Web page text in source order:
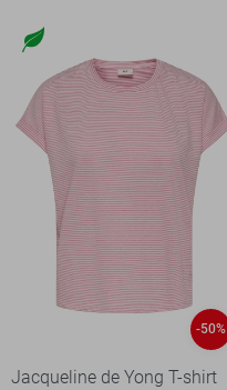
-50%
Jacqueline de Yong T-shirt